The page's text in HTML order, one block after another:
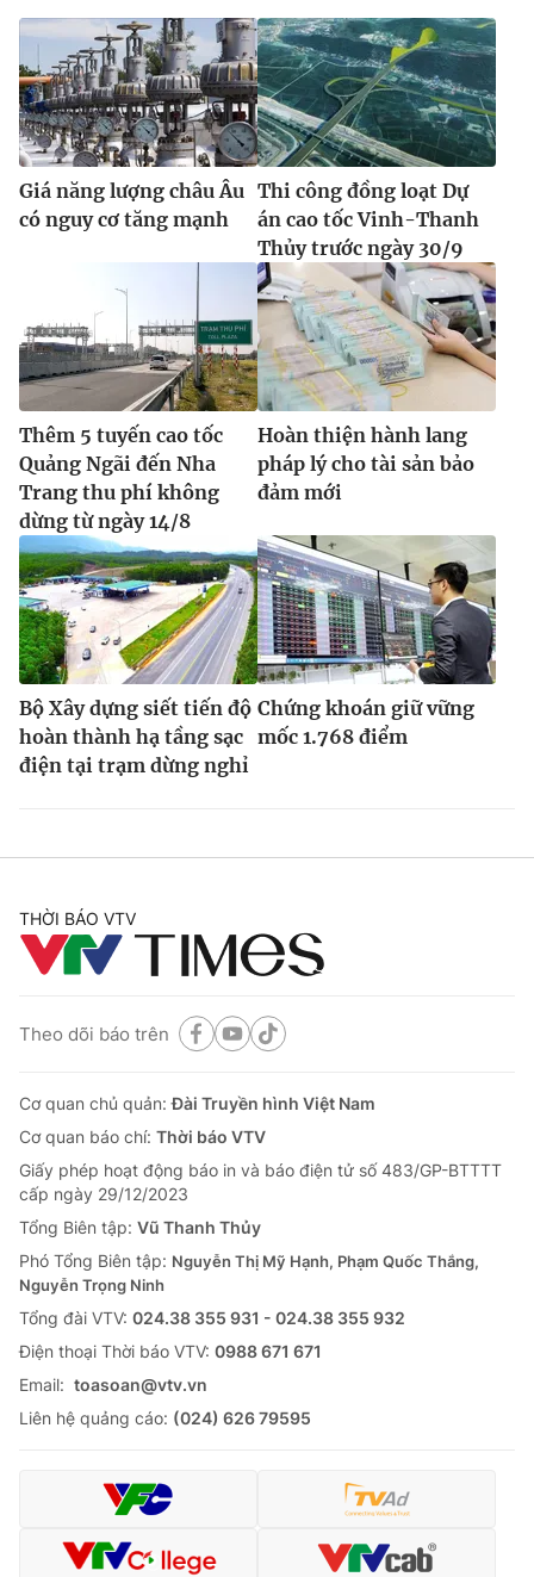
Email:toasoan@vtv.vn
Liên hệ quảng cáo:024-7300.7108
® Cấm sao chép dưới mọi hình thức nếu không có sự chấp
thuận bằng văn bản. Ghi rõ nguồn VTV.vn khi phát hành lại
thông tin từ website này.
Giá năng lượng châu Âu
có nguy cơ tăng mạnh
Thi công đồng loạt Dự
án cao tốc Vinh-Thanh
Thủy trước ngày 30/9
Thêm 5 tuyến cao tốc
Quảng Ngãi đến Nha
Trang thu phí không
dừng từ ngày 14/8
Hoàn thiện hành lang
pháp lý cho tài sản bảo
đảm mới
Bộ Xây dựng siết tiến độ
hoàn thành hạ tầng sạc
điện tại trạm dừng nghỉ
Chứng khoán giữ vững
mốc 1.768 điểm
THỜI BÁO VTV
Theo dõi báo trên
Cơ quan chủ quản:Đài Truyền hình Việt Nam
Cơ quan báo chí: Thời báo VTV
Giấy phép hoạt động báo in và báo điện tử số 483/GP-BTTTT
cấp ngày 29/12/2023
Tổng Biên tập: Vũ Thanh Thủy
Phó Tổng Biên tập: Nguyễn Thị Mỹ Hạnh, Phạm Quốc Thắng,
Nguyễn Trọng Ninh
Tổng đài VTV: 024.38 355 931 - 024.38 355 932
Ðiện thoại Thời báo VTV: 0988 671 671
Email: toasoan@vtv.vn
Liên hệ quảng cáo: (024) 626 79595